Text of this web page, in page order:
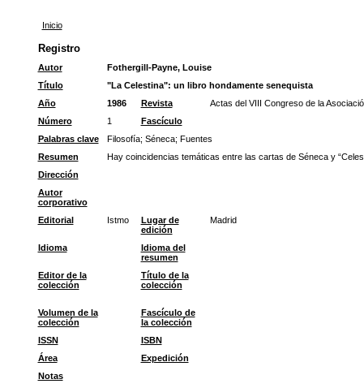
Inicio
Registro
Autor
Fothergill-Payne, Louise
Título
"La Celestina": un libro hondamente senequista
Año
1986 Revista Actas del VIII Congreso de la
Número
1 Fascículo
Palabras clave
Filosofía; Séneca; Fuentes
Resumen
Hay coincidencias temáticas entre las cartas de Séneca y
Dirección
Autor
corporativo
Editorial Istmo
Lugar de
edición
Madrid
Idioma
Idioma del
resumen
Editor de la
colección
Título de la
colección
Volumen de la
colección
Fascículo de
la colección
ISSN ISBN
Área
Expedición
Notas